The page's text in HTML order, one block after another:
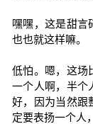
嘿嘿，这是甜言
也也就这样嘛。
低怕。嗯，这场
一个人啊，半个
好，因为当然跟
定要表扬一个人